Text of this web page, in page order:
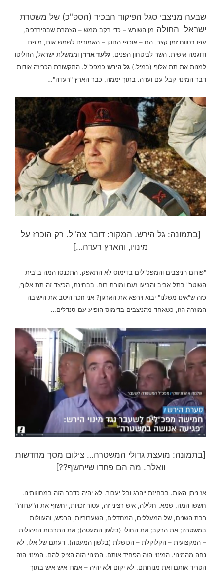
שבעה מניצבי סגל הפיקוד הבכיר (הספ"כ) של משטרת
ישראל החולה מן השורש – כדי רקב ממש – הצמרת שבהיררכיה,
עפו בטווח זמן קצר. הם – אוכפי החוק – האמורים לשמש אות, מופת
ודוגמה אישית. השר לביטחון הפנים, גלעד ארדן וממשלת ישראל, החליטו
למנות את תת אלוף (במיל.) גל הירש כמפכ"ל. התקשורת הכריזה אודות
דבר המינוי קבל עם ועדה. בתוך יממה, כבר הארץ "רעדה"…
[בתמונה: גל הירש. המקור: דובר צה"ל. רק הוכרז על
מינויו, והארץ רעדה…]
"פורום הניצבים והמפכ"לים בדימוס לא התאפק. התכנסו המה ב"בית
השוטר" בתל אביב והביעו זעם ומורת רוח. בבחינת, הכיצד זה תת אלוף,
כזה ש"אינו משלנו" יבוא וירפא את הארגון? אני זוכר היטב את הישיבה
המוזרה הזו, כשאחד מהניצבים בדימוס הופיע עם סנדלים…
[בתמונה: מועצת גדולי המשטרה… צילום מסך מחדשות
וואלה. מה הם פחדו שייחשף??]
אז ניתן האות. בבחינת ייהרג ובל יעבור. לא יהיה כדבר הזה במחוזותינו.
חששו המה, שמא, חלילה, איש רציני זה, עטור זכויות, יחשוף את ה"ערווה"
רבת השנים, של המעללים, המחדלים, השערוריות, הרפש, והעוולות
במשטרה; את הרקב; את החולי (בלשון המעטה); את התרבות הניהולית
– המקצועית – הקלוקלת – הכושלת (בלשון המעטה). דעתם של אלו, לא
נחה מהמינוי. המינוי הזה הפחיד אותם. המינוי הזה הציק להם. המינוי הזה
הטריד אותם ואת מנוחתם. לא יקום ולא יהיה – אמרו איש איש בתוך